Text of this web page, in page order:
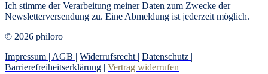
Ich stimme der Verarbeitung meiner Daten zum Zwecke der
Newsletterversendung zu. Eine Abmeldung ist jederzeit möglich.
© 2026 philoro
Impressum | AGB | Widerrufsrecht | Datenschutz |
Barrierefreiheitserklärung | Vertrag widerrufen